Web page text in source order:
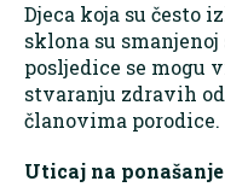
Djeca koja su često
sklona su
posljedice se mogu
stvaranju zdravih
članovima porodice.
Uticaj na ponašanje